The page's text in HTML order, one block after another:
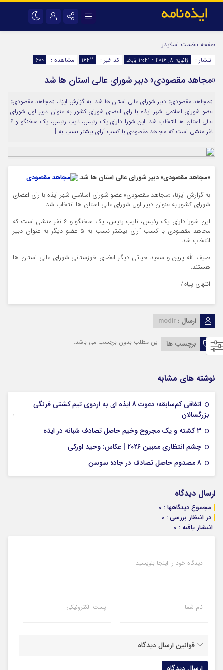
اینستاگرام
سروش
ایتا
آپارات
اپلیکیشن رمز عبور
مرا به خاطر بسپار
صفحه نخست اسلایدر
انتشار :
ژانویه 8, 2016 - 10:41 ق.ظ کد خبر : 1642 مشاهده : 600
«مجاهد مقصودی» دبیر شورای عالی استان ها شد
«مجاهد مقصودی» دبیر شورای عالی استان ها شد. به گزارش ایزنا، «مجاهد مقصودی»
عضو شورای اسلامی شهر ایذه با رای اعضای شورای کشور به عنوان دبیر اول شورای
عالی استان ها انتخاب شد. این شورا دارای یک رئیس، نایب رئیس، یک سخنگو و ۶
نفر منشی است که مجاهد مقصودی با کسب آرای بیشتر نسب به […]
«مجاهد مقصودی» دبیر شورای عالی استان ها شد.
به گزارش ایزنا، «مجاهد مقصودی» عضو شورای اسلامی شهر ایذه با رای اعضای
شورای کشور به عنوان دبیر اول شورای عالی استان ها انتخاب شد.
این شورا دارای یک رئیس، نایب رئیس، یک سخنگو و ۶ نفر منشی است که
مجاهد مقصودی با کسب آرای بیشتر نسب به ۵ عضو دیگر به عنوان دبیر
انتخاب شد.
صیف الله پرین و سعید حیاتی دیگر اعضای خوزستانی شورای عالی استان ها
هستند.
انتهای پیام/
ارسال : modir
برچسب ها این مطلب بدون برچسب می باشد.
نوشته های مشابه
اتفاقی کم‌سابقه؛ دعوت 8 ایذه ای به اردوی تیم کشتی فرنگی
بزرگسالان
09 جولای 2026
۳ کشته و یک مجروح وخیم حاصل تصادف شبانه در ایذه
چشم انتظاری ممبین 2026 | عکاس: وحید اورکی
8 مصدوم حاصل تصادف در جاده سوسن
ارسال دیدگاه
مجموع دیدگاهها : 0
در انتظار بررسی : 0
انتشار یافته : 0
دیدگاه خود را اینجا بنویسید
نام شما پست الکترونیکی
قوانین ارسال دیدگاه